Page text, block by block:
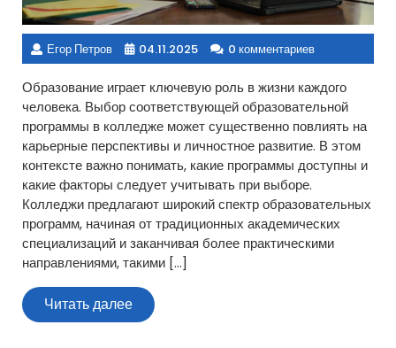
Егор Петров 04.11.2025 0 комментариев
Образование играет ключевую роль в жизни каждого
человека. Выбор соответствующей образовательной
программы в колледже может существенно повлиять на
карьерные перспективы и личностное развитие. В этом
контексте важно понимать, какие программы доступны и
какие факторы следует учитывать при выборе.
Колледжи предлагают широкий спектр образовательных
программ, начиная от традиционных академических
специализаций и заканчивая более практическими
направлениями, такими […]
Читать далееЧитать
далее